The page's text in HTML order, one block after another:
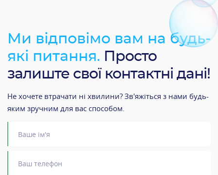
Ми відповімо вам на будь-
які питання. Просто
залиште свої контактні дані!
Не хочете втрачати ні хвилини? Зв'яжіться з нами будь-
яким зручним для вас способом.